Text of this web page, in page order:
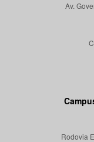
Av.
Rodovia